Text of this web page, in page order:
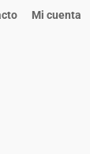
Mi cuenta